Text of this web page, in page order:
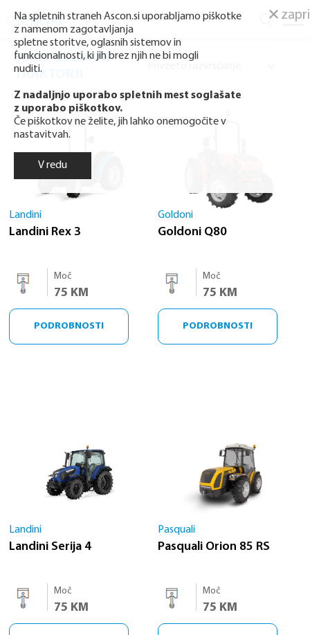
SPECIALIZIRANI
TRAKTORJI
Landini
Landini Rex 3
Moč
75 KM
PODROBNOSTI
Goldoni
Goldoni Q80
Moč
75 KM
PODROBNOSTI
Landini
Landini Serija 4
Moč
75 KM
Pasquali
Pasquali Orion 85 RS
Moč
75 KM
zapri
Na spletnih straneh Ascon.si uporabljamo piškotke
z namenom zagotavljanja
spletne storitve, oglasnih sistemov in
funkcionalnosti, ki jih brez njih ne bi mogli
nuditi.
Z nadaljnjo uporabo spletnih mest soglašate
z uporabo piškotkov.
Če piškotkov ne želite, jih lahko onemogočite v
nastavitvah.
V redu